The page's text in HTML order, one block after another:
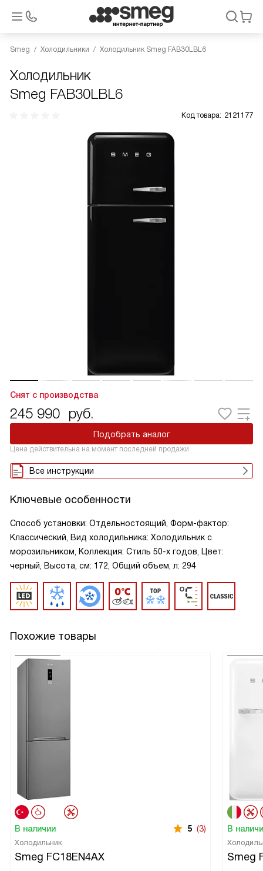
Smeg Холодильники Холодильник Smeg FAB30LBL6
Холодильник
Smeg FAB30LBL6
Код товара: 2121177
Снят с производства
245 990 руб.
Подобрать аналог
Цена действительна на момент последней продажи
Все инструкции
Ключевые особенности
Способ установки: Отдельностоящий, Форм-фактор:
Классический, Вид холодильника: Холодильник с
морозильником, Коллекция: Стиль 50-х годов, Цвет:
черный, Высота, см: 172, Общий объем, л: 294
Похожие товары
В наличии 5 (3)
Холодильник
Smeg FC18EN4AX
В
Smeg